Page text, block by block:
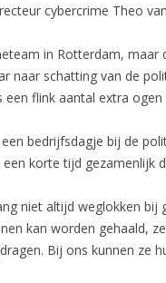
cybercrime Theo
in Rotterdam,
naar schatting van de
flink aantal extra
bedrijfsdagje bij de
korte tijd
niet altijd weglokken
kan worden gehaald,
Bij ons kunnen ze